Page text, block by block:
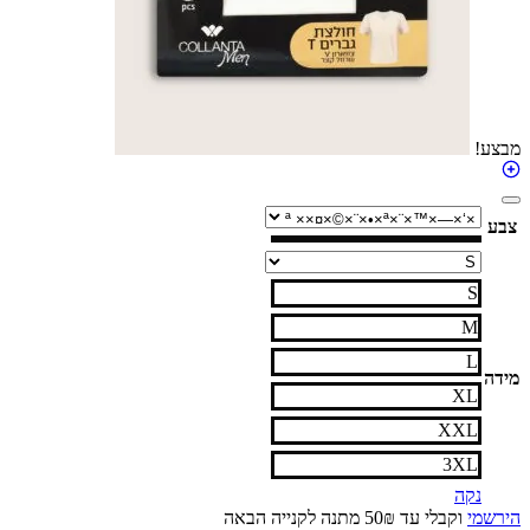
וקבלי עד 50₪ מתנה לקנייה הבאה